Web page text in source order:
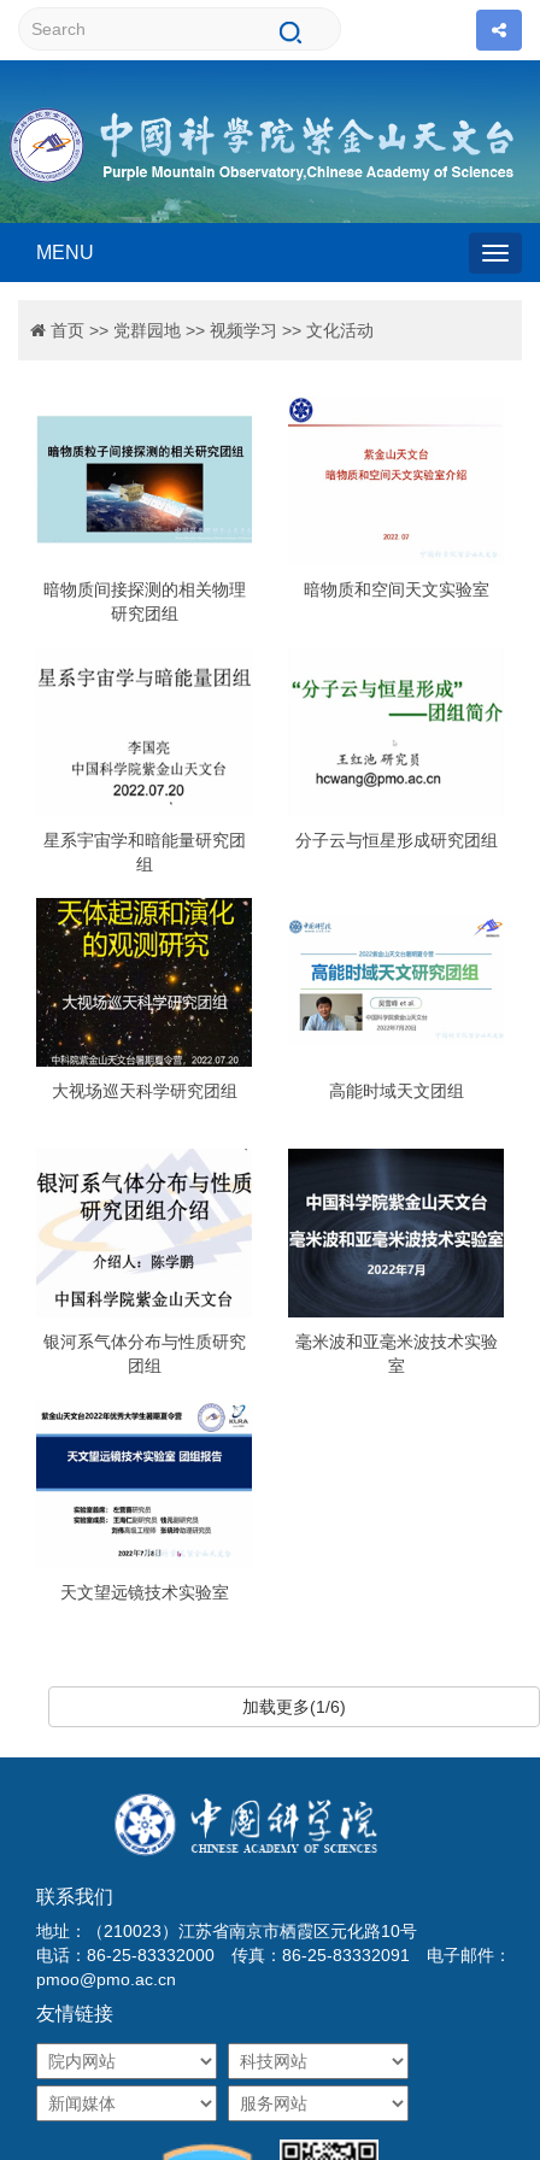
MENU
首页 >> 党群园地 >> 视频学习 >> 文化活动
暗物质间接探测的相关物理
研究团组
暗物质和空间天文实验室
星系宇宙学和暗能量研究团
组
分子云与恒星形成研究团组
大视场巡天科学研究团组 高能时域天文团组
银河系气体分布与性质研究
团组
毫米波和亚毫米波技术实验
室
天文望远镜技术实验室
加载更多(1/6)
联系我们
地址：（210023）江苏省南京市栖霞区元化路10号
电话：86-25-83332000 传真：86-25-83332091 电子邮件：
pmoo@pmo.ac.cn
友情链接